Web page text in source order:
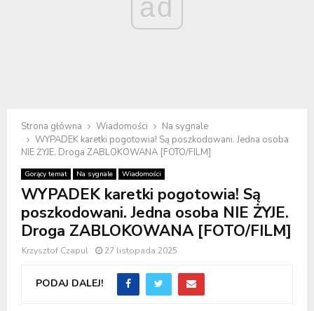
ad
Strona główna Wiadomości
Na sygnale
WYPADEK karetki pogotowia! Są poszkodowani. Jedna osoba
NIE ŻYJE. Droga ZABLOKOWANA [FOTO/FILM]
Gorący temat Na sygnale Wiadomości
WYPADEK karetki pogotowia! Są
poszkodowani. Jedna osoba NIE ŻYJE.
Droga ZABLOKOWANA [FOTO/FILM]
Krzysztof Czapul 27 listopada 2025
PODAJ DALEJ!